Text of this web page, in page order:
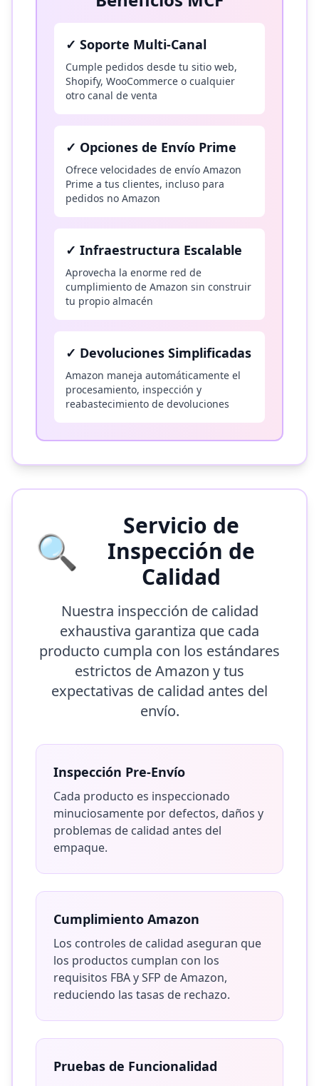
✓ Soporte Multi-Canal
Cumple pedidos desde tu sitio web,
Shopify, WooCommerce o cualquier
otro canal de venta
✓ Opciones de Envío Prime
Ofrece velocidades de envío Amazon
Prime a tus clientes, incluso para
pedidos no Amazon
✓ Infraestructura Escalable
Aprovecha la enorme red de
cumplimiento de Amazon sin construir
tu propio almacén
✓ Devoluciones Simplificadas
Amazon maneja automáticamente el
procesamiento, inspección y
reabastecimiento de devoluciones
🔍
Servicio de
Inspección de
Calidad
Nuestra inspección de calidad
exhaustiva garantiza que cada
producto cumpla con los estándares
estrictos de Amazon y tus
expectativas de calidad antes del
envío.
Inspección Pre-Envío
Cada producto es inspeccionado
minuciosamente por defectos, daños y
problemas de calidad antes del
empaque.
Cumplimiento Amazon
Los controles de calidad aseguran que
los productos cumplan con los
requisitos FBA y SFP de Amazon,
reduciendo las tasas de rechazo.
Pruebas de Funcionalidad